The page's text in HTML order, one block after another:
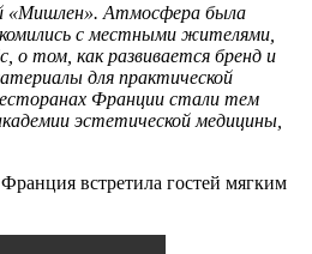
«Мишлен». Атмосфера была
с местными жителями,
о том, как развивается бренд и
для практической
Франции стали тем
эстетической медицины,
встретила гостей мягким